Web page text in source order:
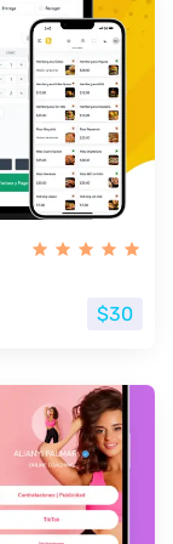
$30